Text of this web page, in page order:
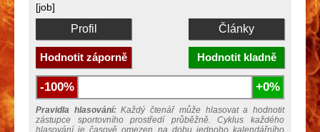
[job]
Profil Články
Hodnotit záporně Hodnotit kladně
-100% +0%
Pravidla hlasování:Každý čtenář může hlasovat a hodnotit
zástupce sportovního prostředí průběžně. Cyklus každého
hlasování je časově omezen na dobu jednoho kalendářního